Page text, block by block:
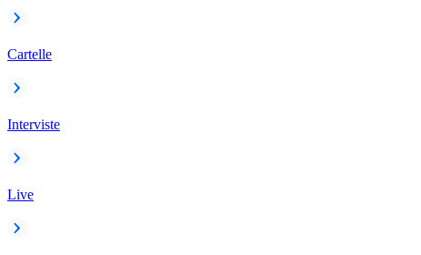
Cartelle
Interviste
Live